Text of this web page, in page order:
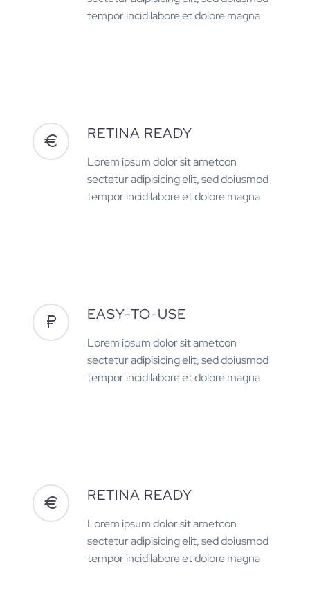
tempor incidilabore et dolore magna
RETINA READY
Lorem ipsum dolor sit ametcon
sectetur adipisicing elit, sed doiusmod
tempor incidilabore et dolore magna
EASY-TO-USE
Lorem ipsum dolor sit ametcon
sectetur adipisicing elit, sed doiusmod
tempor incidilabore et dolore magna
RETINA READY
Lorem ipsum dolor sit ametcon
sectetur adipisicing elit, sed doiusmod
tempor incidilabore et dolore magna